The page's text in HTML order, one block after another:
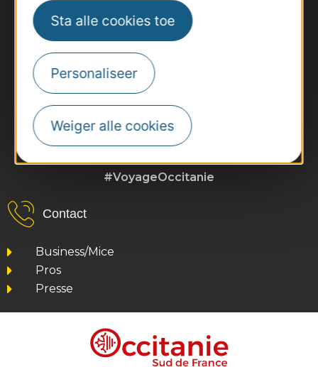
Sta alle cookies toe
Personaliseer
Weiger alle cookies
#VoyageOccitanie
Contact
Business/Mice
Pros
Presse